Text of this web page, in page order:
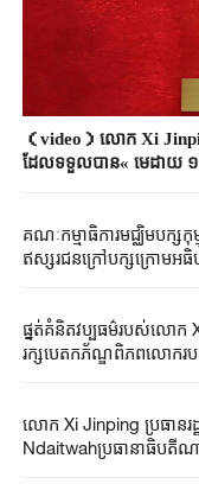
（video）លោក Xi
ដែលទទួលបាន« មេដាយ ១
គណៈកម្មាធិការមជ្ឈិមប
ផ្នត់គំនិតវប្បធម៌របស់លោក
រក្សបេតកភ័ណ្ឌពិភពលោករ
លោក Xi Jinping ប្រធាន​
Ndaitwah​ប្រធានាធិបតី​